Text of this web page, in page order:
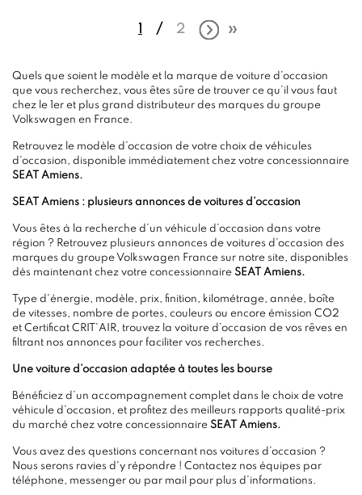
2
Quels que soient le modèle et la marque de voiture d’occasion
que vous recherchez, vous êtes sûre de trouver ce qu’il vous faut
chez le 1er et plus grand distributeur des marques du groupe
Volkswagen en France.
Retrouvez le modèle d’occasion de votre choix de véhicules
d’occasion, disponible immédiatement chez votre concessionnaire
SEAT Amiens.
SEAT Amiens : plusieurs annonces de voitures d’occasion
Vous êtes à la recherche d’un véhicule d’occasion dans votre
région ? Retrouvez plusieurs annonces de voitures d’occasion des
marques du groupe Volkswagen France sur notre site, disponibles
dès maintenant chez votre concessionnaire SEAT Amiens.
Type d'énergie, modèle, prix, finition, kilométrage, année, boîte
de vitesses, nombre de portes, couleurs ou encore émission CO2
et Certificat CRIT’AIR, trouvez la voiture d’occasion de vos rêves en
filtrant nos annonces pour faciliter vos recherches.
Une voiture d’occasion adaptée à toutes les bourse
Bénéficiez d’un accompagnement complet dans le choix de votre
véhicule d’occasion, et profitez des meilleurs rapports qualité-prix
du marché chez votre concessionnaire SEAT Amiens.
Vous avez des questions concernant nos voitures d’occasion ?
Nous serons ravies d'y répondre ! Contactez nos équipes par
téléphone, messenger ou par mail pour plus d’informations.